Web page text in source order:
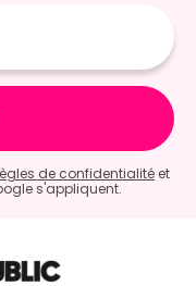
de confidentialité et
s'appliquent.